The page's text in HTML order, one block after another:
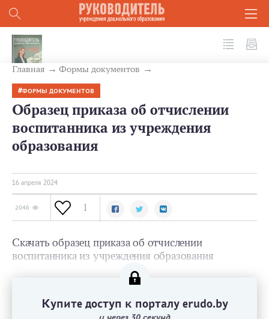
Главная Формы документов
ФОРМЫ ДОКУМЕНТОВ
Образец приказа об отчислении
воспитанника из учреждения
образования
16 апреля 2024
2046 1
Скачать образец приказа об отчислении
воспитанника из учреждения образования
Купите доступ к порталу erudo.by
и через 30 секунд